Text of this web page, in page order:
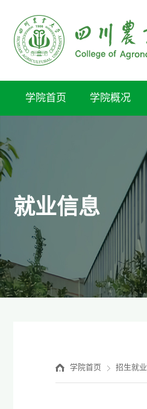
学院首页 学院概况
就业信息
学院首页 招生就业